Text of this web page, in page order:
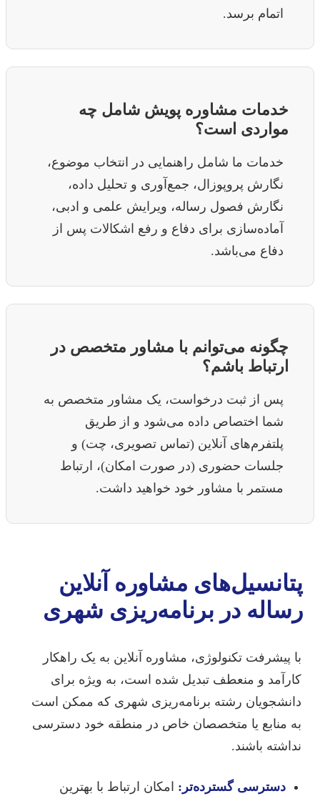
اتمام برسد.
خدمات مشاوره پویش شامل چه
مواردی است؟
خدمات ما شامل راهنمایی در انتخاب موضوع،
نگارش پروپوزال، جمع‌آوری و تحلیل داده،
نگارش فصول رساله، ویرایش علمی و ادبی،
آماده‌سازی برای دفاع و رفع اشکالات پس از
دفاع می‌باشد.
چگونه می‌توانم با مشاور متخصص در
ارتباط باشم؟
پس از ثبت درخواست، یک مشاور متخصص به
شما اختصاص داده می‌شود و از طریق
پلتفرم‌های آنلاین (تماس تصویری، چت) و
جلسات حضوری (در صورت امکان)، ارتباط
مستمر با مشاور خود خواهید داشت.
پتانسیل‌های مشاوره آنلاین
رساله در برنامه‌ریزی شهری
با پیشرفت تکنولوژی، مشاوره آنلاین به یک راهکار
کارآمد و منعطف تبدیل شده است، به ویژه برای
دانشجویان رشته برنامه‌ریزی شهری که ممکن است
به منابع یا متخصصان خاص در منطقه خود دسترسی
نداشته باشند.
دسترسی گسترده‌تر: امکان ارتباط با بهترین